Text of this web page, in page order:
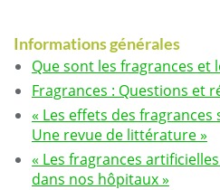
Informations générales
Que sont les fragrances et
Fragrances : Questions et
« Les effets des
Une revue de littérature »
« Les fragrances
dans nos hôpitaux »